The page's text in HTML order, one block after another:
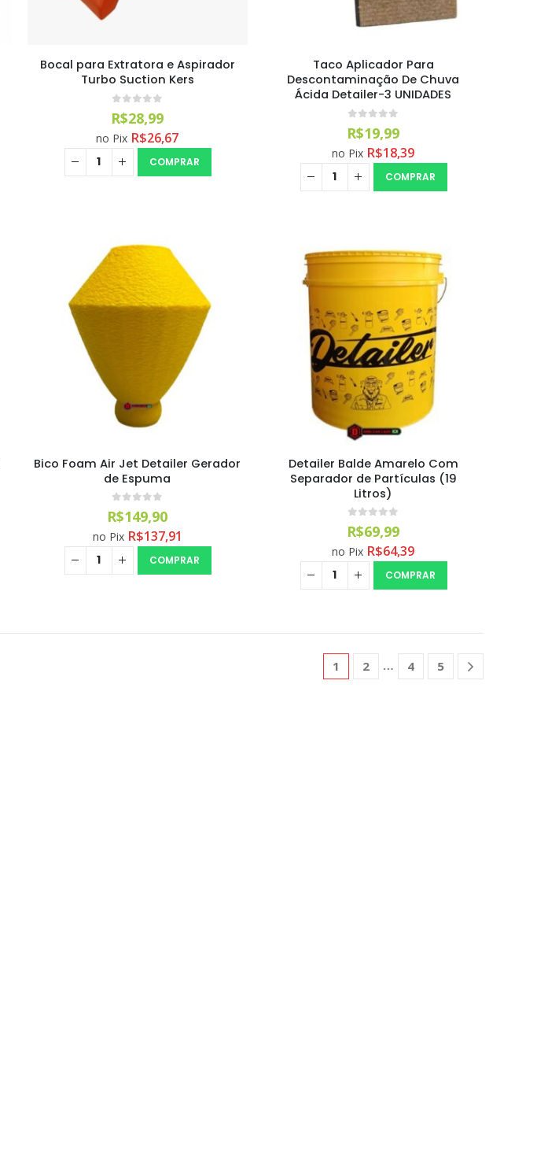
Bocal para Extratora e Aspirador
Turbo Suction Kers
R$28,99
no Pix R$26,67
COMPRAR
Taco Aplicador Para
Descontaminação De Chuva
Ácida Detailer-3 UNIDADES
R$19,99
no Pix R$18,39
COMPRAR
Bico Foam Air Jet Detailer Gerador
de Espuma
0out of 5
R$149,90
no Pix R$137,91
COMPRAR
Detailer Balde Amarelo Com
Separador de Partículas (19
Litros)
out of 5
R$69,99
no Pix R$64,39
COMPRAR
1 2 4 5